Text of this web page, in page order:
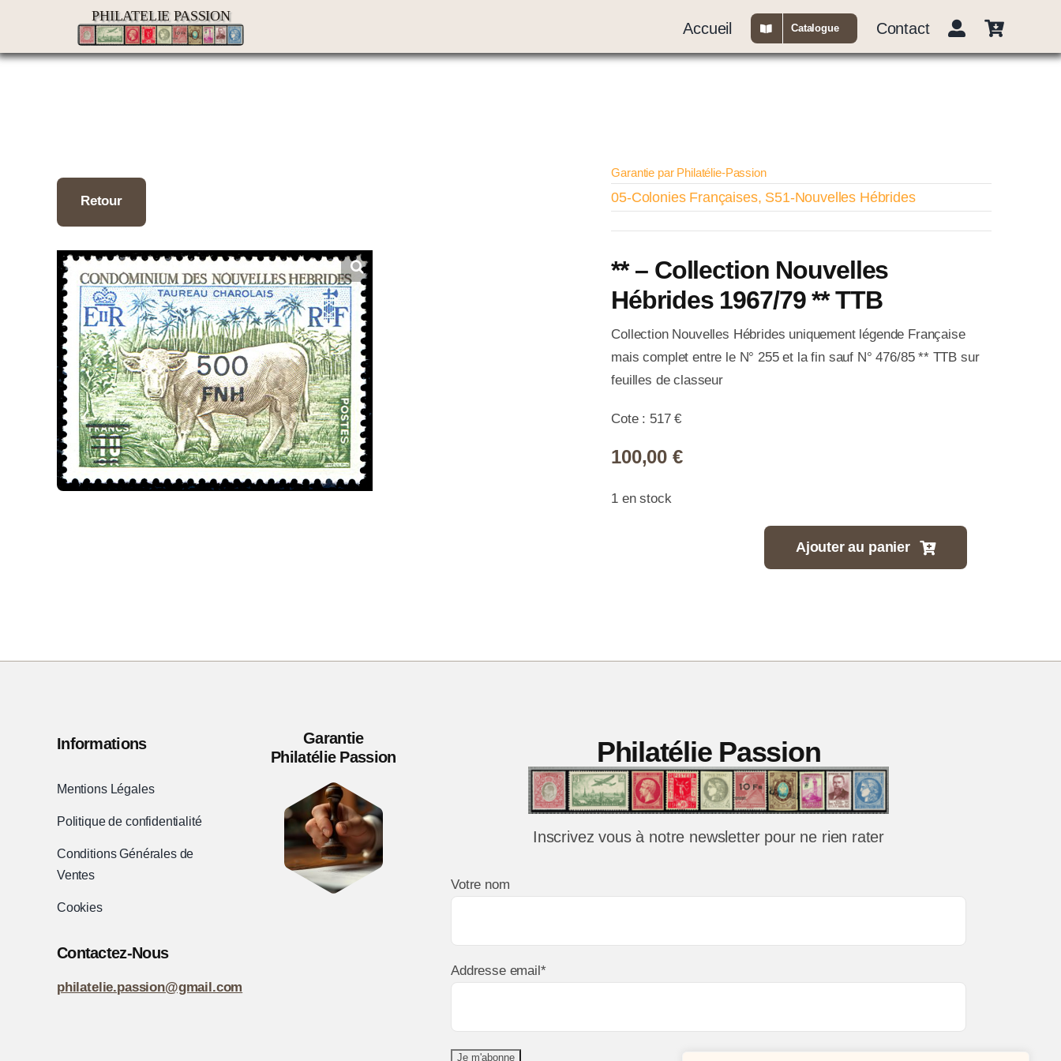
contenu
PHILATELIE PASSION
Accueil Catalogue Contact
Retour
Garantie par Philatélie-Passion
05-Colonies Françaises, S51-Nouvelles Hébrides
** – Collection Nouvelles
Hébrides 1967/79 ** TTB
Collection Nouvelles Hébrides uniquement légende Française
mais complet entre le N° 255 et la fin sauf N° 476/85 ** TTB sur
feuilles de classeur
Cote : 517 €
100,00 €
1 en stock
**
TTB
Ajouter au panier
Informations
Mentions Légales
Politique de confidentialité
Conditions Générales de
Ventes
Cookies
Contactez-Nous
philatelie.passion@gmail.com
Garantie
Philatélie Passion
Philatélie Passion
Inscrivez vous à notre newsletter pour ne rien rater
Votre nom
Addresse email*